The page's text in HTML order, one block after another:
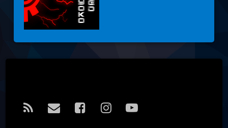
RSS E-mailFacebook
Instagram
YouTube